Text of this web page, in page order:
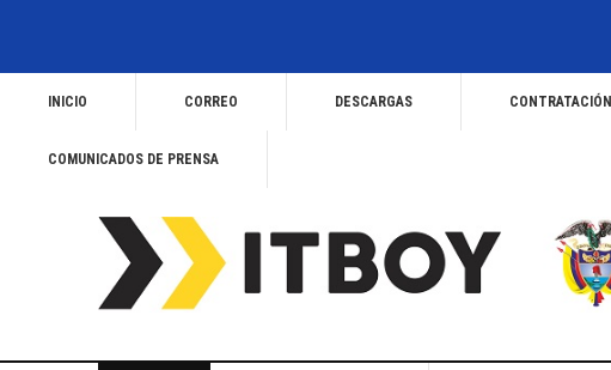
INICIO CORREO DESCARGAS CONTRATACIÓN
COMUNICADOS DE PRENSA